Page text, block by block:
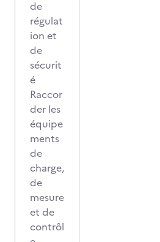
de
régulat
ion et
de
sécurit
é
Raccor
der les
équipe
ments
de
charge,
de
mesure
et de
contrôl